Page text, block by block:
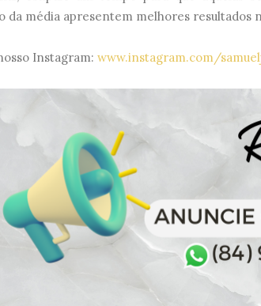
da média apresentem melhores resultados
Instagram: www.instagram.com/